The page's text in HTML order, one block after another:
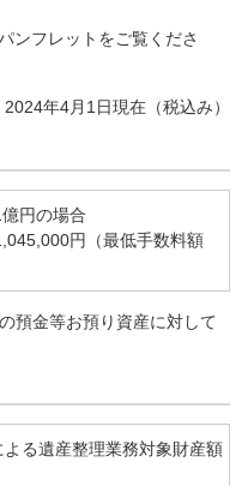
ンフレットをご覧くださ
2024年4月1日現在（税込み）
円の場合
円（最低手数料額
預金等お預り資産に対して
る遺産整理業務対象財産額